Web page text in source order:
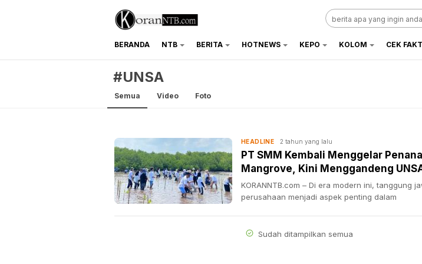
koranntb.com
BERANDA NTB BERITA HOTNEWS KEPO KOLOM CEK
#UNSA
Semua Video Foto
HEADLINE 2 tahun yang lalu
PT SMM Kembali Menggelar
Mangrove, Kini Menggandeng
KORANNTB.com – Di era modern ini, tanggung
perusahaan menjadi aspek penting dalam
Sudah ditampilkan semua